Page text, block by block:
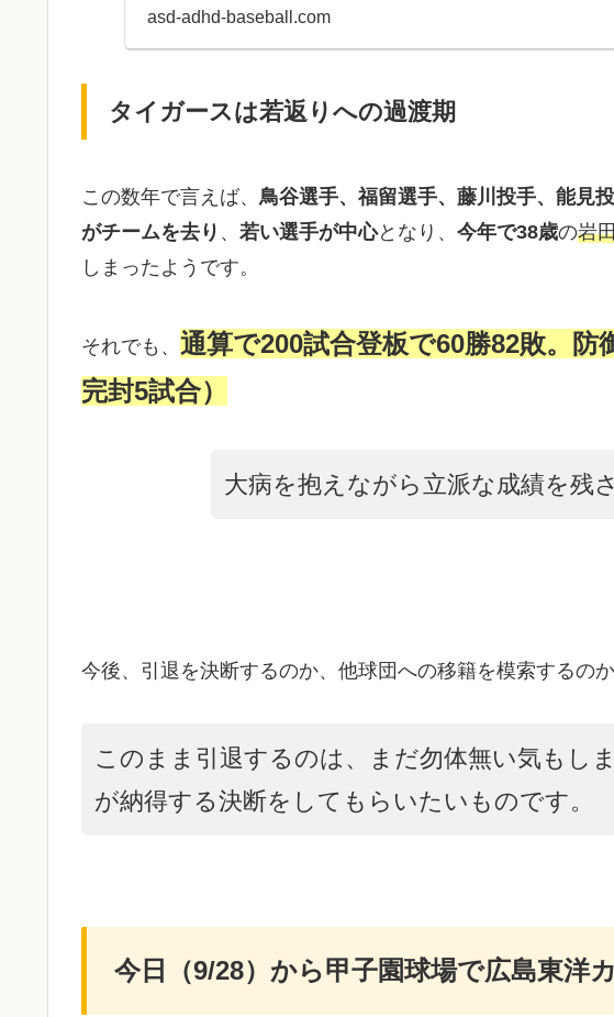
つてタイ...
asd-adhd-baseball.com
タイガースは若返りへの過渡期
この数年で言えば、 鳥谷選手、福留選手、藤川投手、能見
がチームを去り 、 若い選手が中心となり、 今年で38歳の岩
しまったようです。
それでも、 通算で200試合登板で60勝82敗。防
完封5試合）
大病を抱えながら立派な成績を残
今後、引退を決断するのか、他球団への移籍を模索するの
このまま引退するのは、まだ勿体無い気もしま
が納得する決断をしてもらいたいものです。
今日（9/28）から甲子園球場で広島東洋